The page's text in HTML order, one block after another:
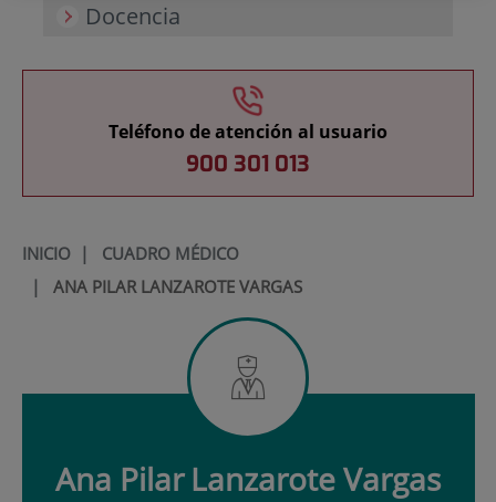
Docencia
Teléfono de atención al usuario
900 301 013
INICIO| CUADRO MÉDICO
| ANA PILAR LANZAROTE VARGAS
Ana Pilar Lanzarote Vargas